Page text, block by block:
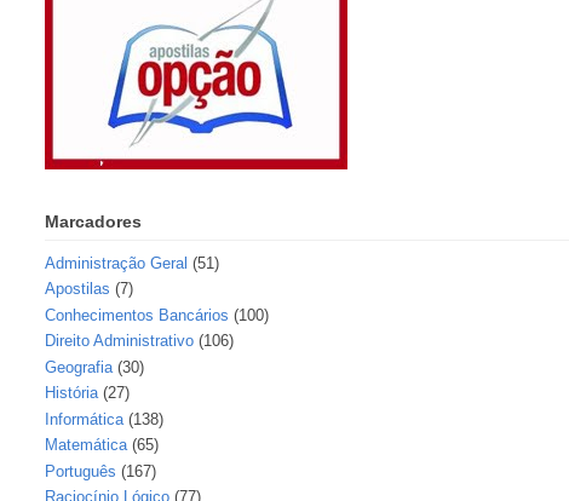
Marcadores
Administração Geral (51)
Apostilas (7)
Conhecimentos Bancários (100)
Direito Administrativo (106)
Geografia (30)
História (27)
Informática (138)
Matemática (65)
Português (167)
Raciocínio Lógico (77)